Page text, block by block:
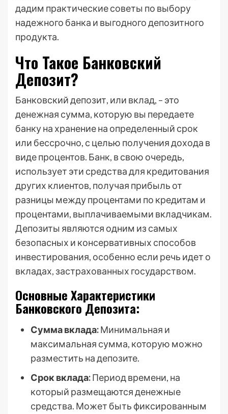
дадим практические советы по выбору
надежного банка и выгодного депозитного
продукта.
Что Такое Банковский
Депозит?
Банковский депозит, или вклад, – это
денежная сумма, которую вы передаете
банку на хранение на определенный срок
или бессрочно, с целью получения дохода в
виде процентов. Банк, в свою очередь,
использует эти средства для кредитования
других клиентов, получая прибыль от
разницы между процентами по кредитам и
процентами, выплачиваемыми вкладчикам.
Депозиты являются одним из самых
безопасных и консервативных способов
инвестирования, особенно если речь идет о
вкладах, застрахованных государством.
Основные Характеристики
Банковского Депозита:
Сумма вклада:Минимальная и
максимальная сумма, которую можно
разместить на депозите.
Срок вклада:Период времени, на
который размещаются денежные
средства. Может быть фиксированным